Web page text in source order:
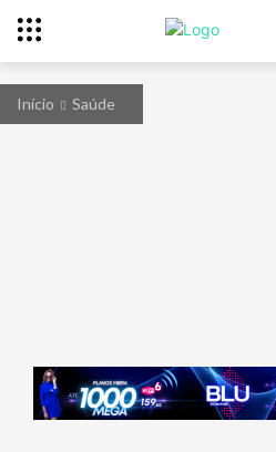
Início Saúde